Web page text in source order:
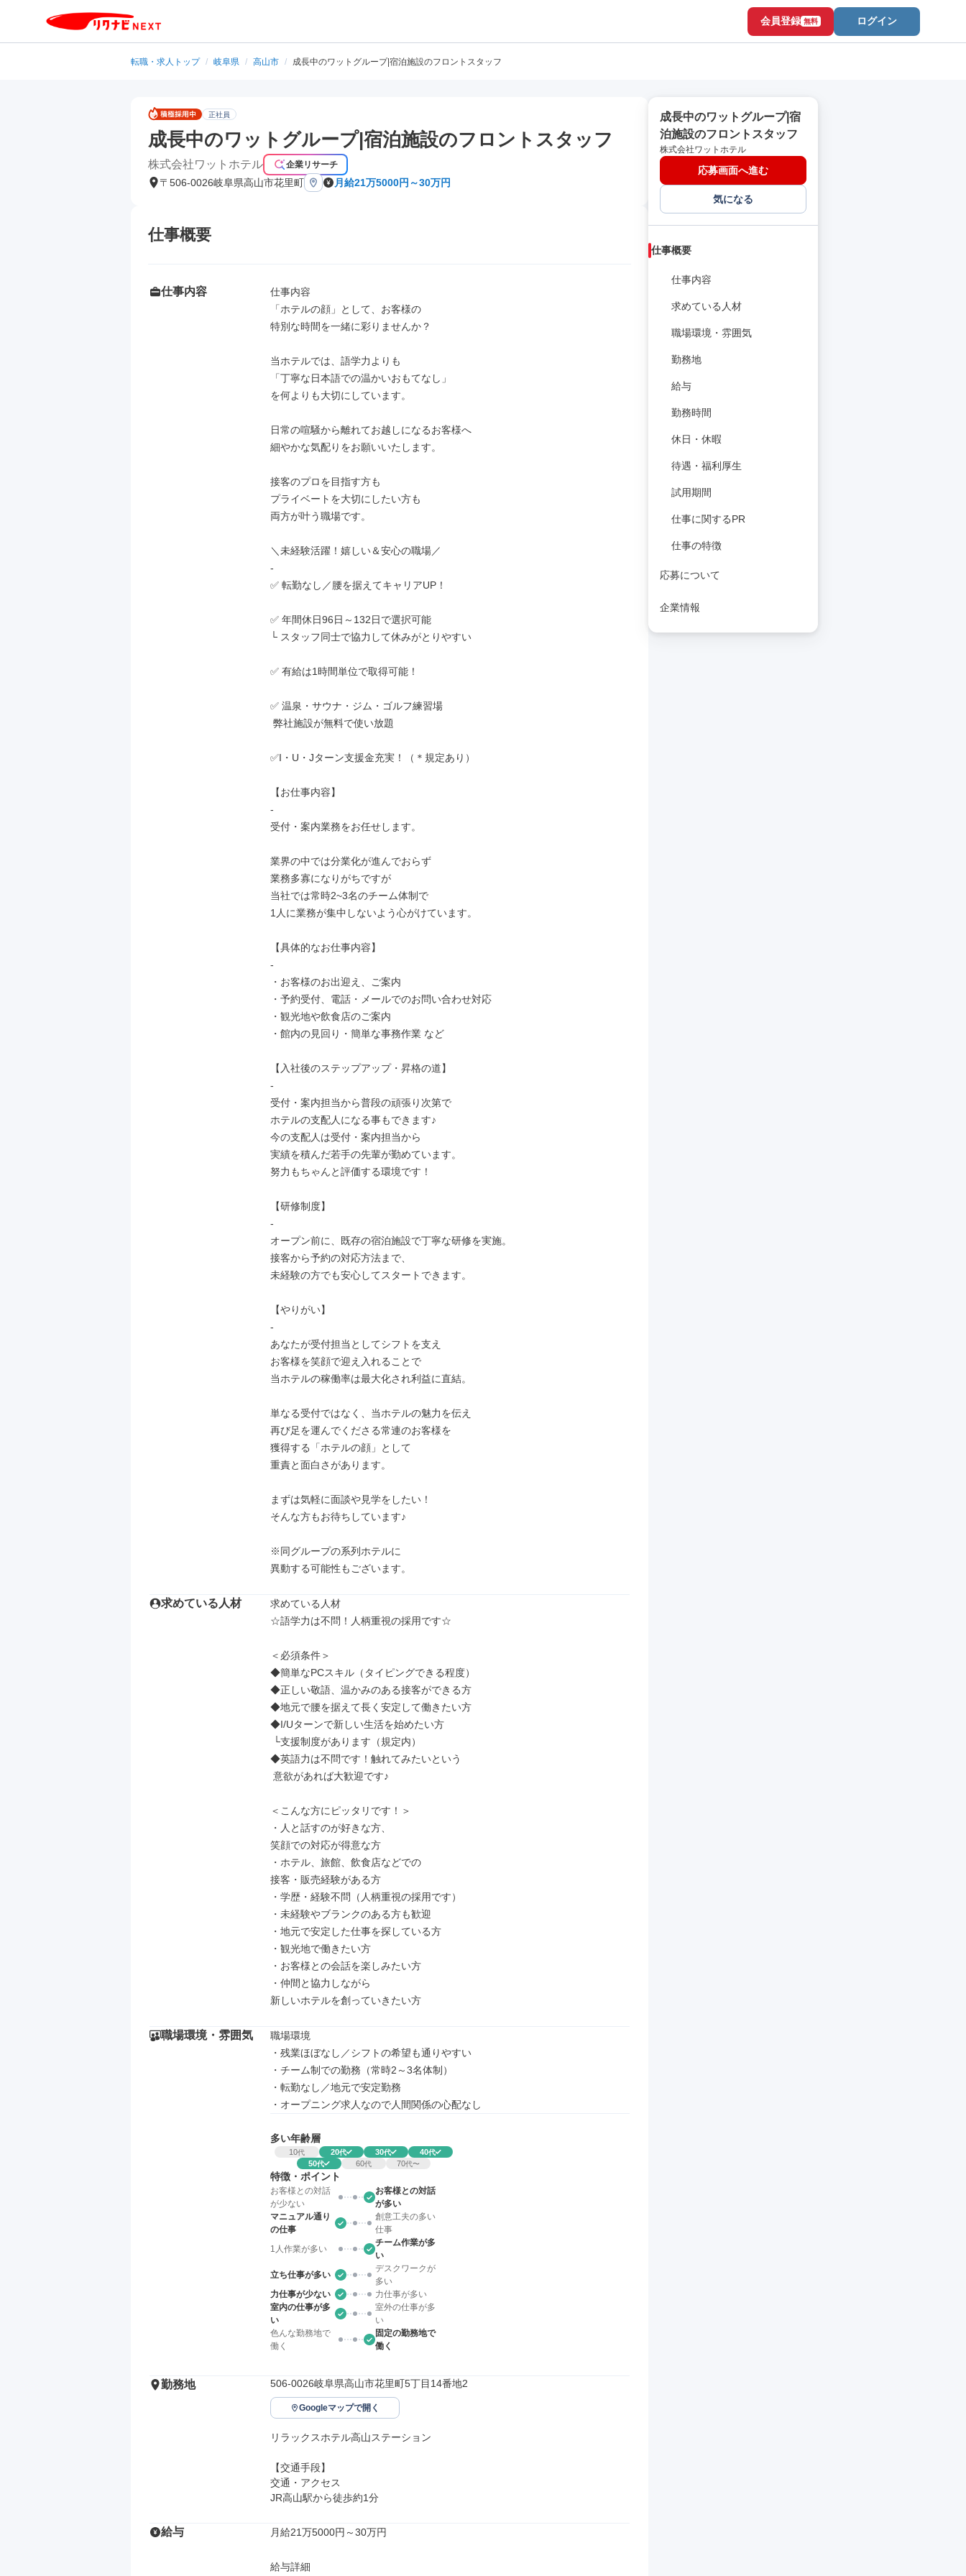
会員登録 無料 ログイン
転職・求人トップ / 岐阜県 / 高山市 / 成長中のワットグループ|宿泊施設のフロントスタッフ
正社員
成長中のワットグループ|宿泊施設のフロントスタッフ
株式会社ワットホテル 企業リサーチ
〒506-0026岐阜県高山市花里町 月給21万5000円～30万円
仕事概要
仕事内容
仕事内容
「ホテルの顔」として、お客様の
特別な時間を一緒に彩りませんか？
当ホテルでは、語学力よりも
「丁寧な日本語での温かいおもてなし」
を何よりも大切にしています。
日常の喧騒から離れてお越しになるお客様へ
細やかな気配りをお願いいたします。
接客のプロを目指す方も
プライベートを大切にしたい方も
両方が叶う職場です。
＼未経験活躍！嬉しい＆安心の職場／
-
✅ 転勤なし／腰を据えてキャリアUP！
✅ 年間休日96日～132日で選択可能
└ スタッフ同士で協力して休みがとりやすい
✅ 有給は1時間単位で取得可能！
✅ 温泉・サウナ・ジム・ゴルフ練習場
✅I・U・Jターン支援金充実！（＊規定あり）
【お仕事内容】
-
受付・案内業務をお任せします。
業界の中では分業化が進んでおらず
業務多寡になりがちですが
当社では常時2~3名のチーム体制で
1人に業務が集中しないよう心がけています。
【具体的なお仕事内容】
-
・お客様のお出迎え、ご案内
・予約受付、電話・メールでのお問い合わせ対応
・観光地や飲食店のご案内
・館内の見回り・簡単な事務作業 など
【入社後のステップアップ・昇格の道】
-
受付・案内担当から普段の頑張り次第で
ホテルの支配人になる事もできます♪
今の支配人は受付・案内担当から
実績を積んだ若手の先輩が勤めています。
努力もちゃんと評価する環境です！
【研修制度】
-
オープン前に、既存の宿泊施設で丁寧な研修を実施。
接客から予約の対応方法まで、
未経験の方でも安心してスタートできます。
【やりがい】
-
あなたが受付担当としてシフトを支え
お客様を笑顔で迎え入れることで
当ホテルの稼働率は最大化され利益に直結。
単なる受付ではなく、当ホテルの魅力を伝え
再び足を運んでくださる常連のお客様を
獲得する「ホテルの顔」として
重責と面白さがあります。
まずは気軽に面談や見学をしたい！
そんな方もお待ちしています♪
※同グループの系列ホテルに
異動する可能性もございます。
求めている人材
求めている人材
☆語学力は不問！人柄重視の採用です☆
＜必須条件＞
◆簡単なPCスキル（タイピングできる程度）
◆正しい敬語、温かみのある接客ができる方
◆地元で腰を据えて長く安定して働きたい方
◆I/Uターンで新しい生活を始めたい方
◆英語力は不問です！触れてみたいという
＜こんな方にピッタリです！＞
・人と話すのが好きな方、
笑顔での対応が得意な方
・ホテル、旅館、飲食店などでの
接客・販売経験がある方
・学歴・経験不問（人柄重視の採用です）
・未経験やブランクのある方も歓迎
・地元で安定した仕事を探している方
・観光地で働きたい方
・お客様との会話を楽しみたい方
・仲間と協力しながら
新しいホテルを創っていきたい方
職場環境・雰囲気
職場環境
・残業ほぼなし／シフトの希望も通りやすい
・チーム制での勤務（常時2～3名体制）
・転勤なし／地元で安定勤務
・オープニング求人なので人間関係の心配なし
多い年齢層
10代 20代 30代 40代
50代 60代 70代〜
特徴・ポイント
お客様との対話
が少ない
お客様との対話
が多い
マニュアル通り
の仕事
創意工夫の多い
仕事
1人作業が多い
チーム作業が多
い
立ち仕事が多い
デスクワークが
多い
力仕事が少ない
力仕事が多い
室内の仕事が多
い
室外の仕事が多
い
色んな勤務地で
働く
固定の勤務地で
働く
勤務地 506-0026岐阜県高山市花里町5丁目14番地2
Googleマップで開く
リラックスホテル高山ステーション
【交通手段】
交通・アクセス
JR高山駅から徒歩約1分
給与 月給21万5000円～30万円
給与詳細
成長中のワットグループ|宿
泊施設のフロントスタッフ
株式会社ワットホテル
応募画面へ進む
気になる
仕事概要
仕事内容
求めている人材
職場環境・雰囲気
勤務地
給与
勤務時間
休日・休暇
待遇・福利厚生
試用期間
仕事に関するPR
仕事の特徴
応募について
企業情報